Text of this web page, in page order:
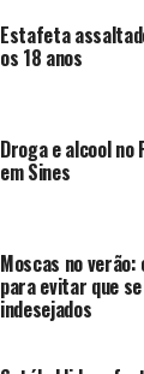
Estafeta
os 18 anos
Droga e alcool no
em Sines
Moscas no
para evitar que
indesejados